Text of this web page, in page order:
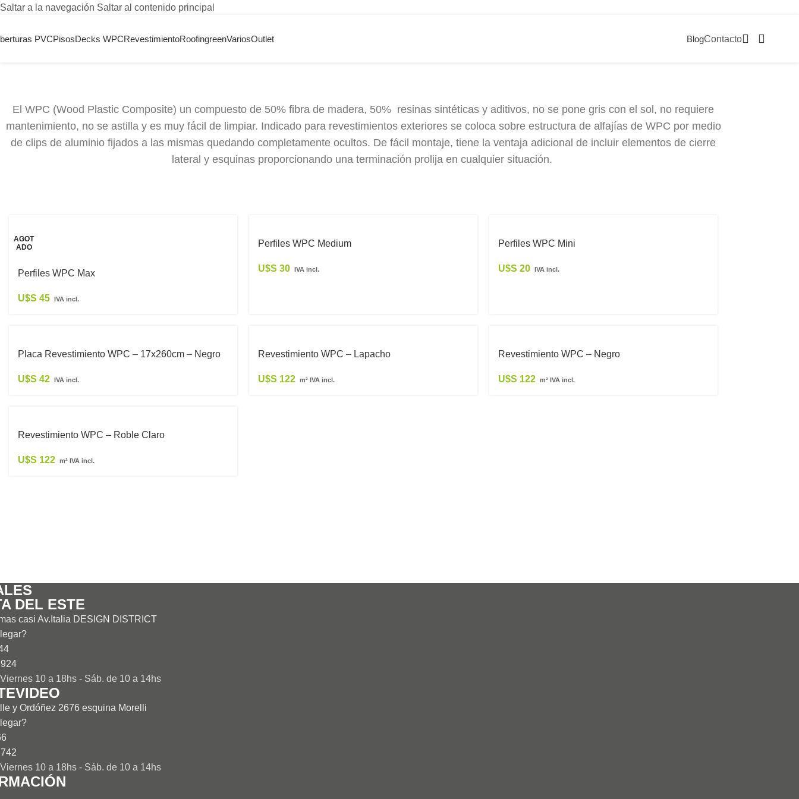
Saltar a la navegación Saltar al contenido principal
PVCPisosDecks WPCRevestimientoRoofingreenVariosOutlet BlogContacto
Revestimiento WPC
El WPC (Wood Plastic Composite) un compuesto de 50% fibra de madera, 50% resinas sintéticas y aditivos, no se pone gris con el sol, no requiere
mantenimiento, no se astilla y es muy fácil de limpiar. Indicado para revestimientos exteriores se coloca sobre estructura de alfajías de WPC por medio
de clips de aluminio fijados a las mismas quedando completamente ocultos. De fácil montaje, tiene la ventaja adicional de incluir elementos de cierre
lateral y esquinas proporcionando una terminación prolija en cualquier situación.
AGOT
ADO
Perfiles WPC Max
U$S 45 IVA incl.
Perfiles WPC Medium
U$S 30 IVA incl.
Perfiles WPC Mini
U$S 20 IVA incl.
Placa Revestimiento WPC – 17x260cm – Negro
U$S 42 IVA incl.
Revestimiento WPC – Lapacho
U$S 122 m² IVA incl.
Revestimiento WPC – Negro
U$S 122 m² IVA incl.
Revestimiento WPC – Roble Claro
U$S 122 m² IVA incl.
DEL ESTE
casi Av.Italia DESIGN DISTRICT
10 a 18hs - Sáb. de 10 a 14hs
y Ordóñez 2676 esquina Morelli
10 a 18hs - Sáb. de 10 a 14hs